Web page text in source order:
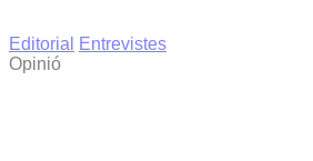
Editorial
Entrevistes
Opinió